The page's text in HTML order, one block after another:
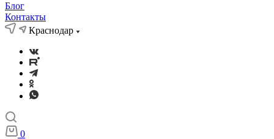
Блог
Контакты
Краснодар
0